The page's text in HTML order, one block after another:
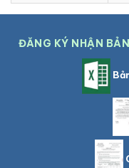
ĐĂNG KÝ NHẬN